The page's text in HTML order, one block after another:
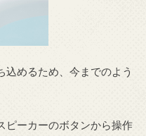
込めるため、今までのよう
ピーカーのボタンから操作